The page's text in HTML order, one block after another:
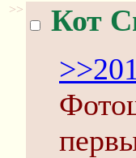
>> Кот